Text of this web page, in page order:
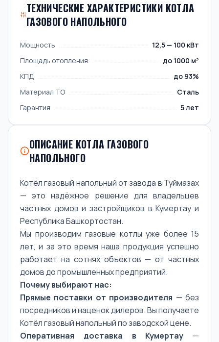
ТЕХНИЧЕСКИЕ ХАРАКТЕРИСТИКИ КОТЛА
ГАЗОВОГО НАПОЛЬНОГО
Мощность
12,5 — 100 кВт
Площадь отопления
до 1000 м²
КПД
до 93%
Материал ТО
Сталь
Гарантия
5 лет
ОПИСАНИЕ КОТЛА ГАЗОВОГО
НАПОЛЬНОГО
Котёл газовый напольный от завода в Туймазах
— это надёжное решение для владельцев
частных домов и застройщиков в Кумертау и
Республика Башкортостан.
Мы производим газовые котлы уже более 15
лет, и за это время наша продукция успешно
работает на сотнях объектов — от частных
домов до промышленных предприятий.
Почему выбирают нас:
Прямые поставки от производителя — без
посредников и наценок дилеров. Вы получаете
Котёл газовый напольный по заводской цене.
Оперативная доставка в Кумертау —